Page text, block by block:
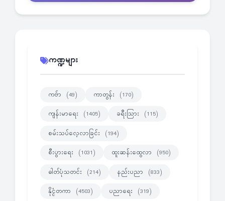
ကဏ္ဍများ
ကဗ်ာ (49) ကာတွန်း (170)
ကျန်းမာရေး (1405) ခရီးသြား (115)
စမ်းသပ်လေ့လာခြင်း (194)
စီးပွားရေး (1031) ထူးဆန်းထွေလာ (950)
ဓါတ်ပုံသတင်း (214) နည်းပညာ (833)
နိုင္ငံတကာ (4503) ပညာရေး (319)